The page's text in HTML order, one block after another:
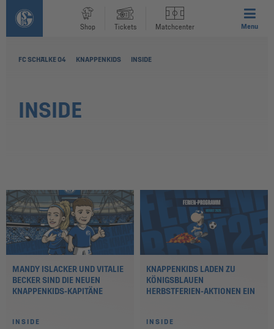
Shop Tickets Matchcenter Menu
FC SCHALKE 04 KNAPPENKIDS INSIDE
INSIDE
MANDY ISLACKER UND VITALIE
BECKER SIND DIE NEUEN
KNAPPENKIDS-KAPITÄNE
INSIDE
KNAPPENKIDS LADEN ZU
KÖNIGSBLAUEN
HERBSTFERIEN-AKTIONEN EIN
INSIDE